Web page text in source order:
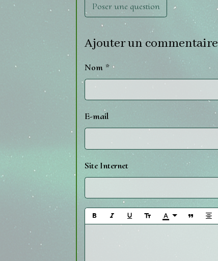
Poser une question
Ajouter un commentaire
Nom
E-mail
Site Internet